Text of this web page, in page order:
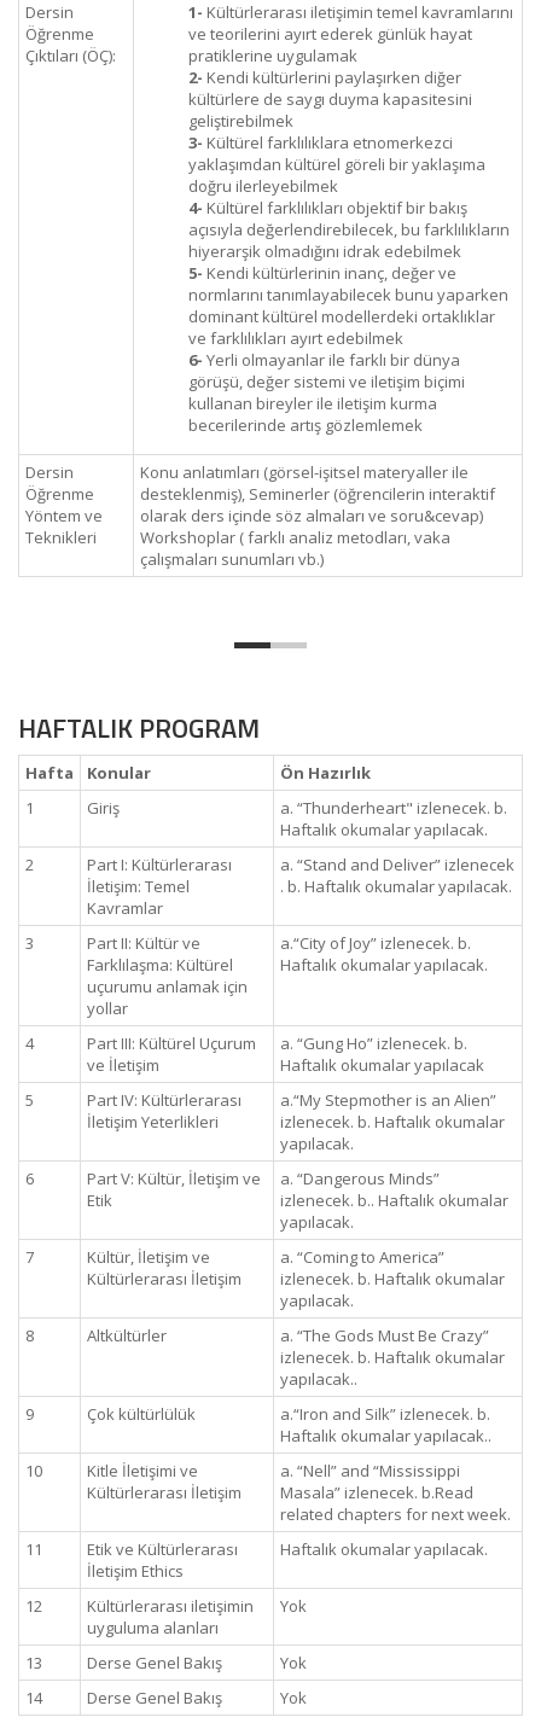
Dersin
Öğrenme
Çıktıları (ÖÇ):
1- Kültürlerarası iletişimin temel kavramlarını
ve teorilerini ayırt ederek günlük hayat
pratiklerine uygulamak
2- Kendi kültürlerini paylaşırken diğer
kültürlere de saygı duyma kapasitesini
geliştirebilmek
3- Kültürel farklılıklara etnomerkezci
yaklaşımdan kültürel göreli bir yaklaşıma
doğru ilerleyebilmek
4- Kültürel farklılıkları objektif bir bakış
açısıyla değerlendirebilecek, bu farklılıkların
hiyerarşik olmadığını idrak edebilmek
5- Kendi kültürlerinin inanç, değer ve
normlarını tanımlayabilecek bunu yaparken
dominant kültürel modellerdeki ortaklıklar
ve farklılıkları ayırt edebilmek
6- Yerli olmayanlar ile farklı bir dünya
görüşü, değer sistemi ve iletişim biçimi
kullanan bireyler ile iletişim kurma
becerilerinde artış gözlemlemek
Dersin
Öğrenme
Yöntem ve
Teknikleri
Konu anlatımları (görsel-işitsel materyaller ile
desteklenmiş), Seminerler (öğrencilerin interaktif
olarak ders içinde söz almaları ve soru&cevap)
Workshoplar ( farklı analiz metodları, vaka
çalışmaları sunumları vb.)
HAFTALIK PROGRAM
Hafta Konular
Ön Hazırlık
1
Giriş
a. “Thunderheart" izlenecek. b.
Haftalık okumalar yapılacak.
2
Part I: Kültürlerarası
İletişim: Temel
Kavramlar
a. “Stand and Deliver” izlenecek
. b. Haftalık okumalar yapılacak.
3
Part II: Kültür ve
Farklılaşma: Kültürel
uçurumu anlamak için
yollar
a.“City of Joy” izlenecek. b.
Haftalık okumalar yapılacak.
4
Part III: Kültürel Uçurum
ve İletişim
a. “Gung Ho” izlenecek. b.
Haftalık okumalar yapılacak
5
Part IV: Kültürlerarası
İletişim Yeterlikleri
a.“My Stepmother is an Alien”
izlenecek. b. Haftalık okumalar
yapılacak.
6
Part V: Kültür, İletişim ve
Etik
a. “Dangerous Minds”
izlenecek. b.. Haftalık okumalar
yapılacak.
7
Kültür, İletişim ve
Kültürlerarası İletişim
a. “Coming to America”
izlenecek. b. Haftalık okumalar
yapılacak.
8
Altkültürler
a. “The Gods Must Be Crazy”
izlenecek. b. Haftalık okumalar
yapılacak..
9
Çok kültürlülük
a.“Iron and Silk” izlenecek. b.
Haftalık okumalar yapılacak..
10
Kitle İletişimi ve
Kültürlerarası İletişim
a. “Nell” and “Mississippi
Masala” izlenecek. b.Read
related chapters for next week.
11
Etik ve Kültürlerarası
İletişim Ethics
Haftalık okumalar yapılacak.
12
Kültürlerarası iletişimin
uyguluma alanları
Yok
13 Derse Genel Bakış
Yok
14
Derse Genel Bakış Yok